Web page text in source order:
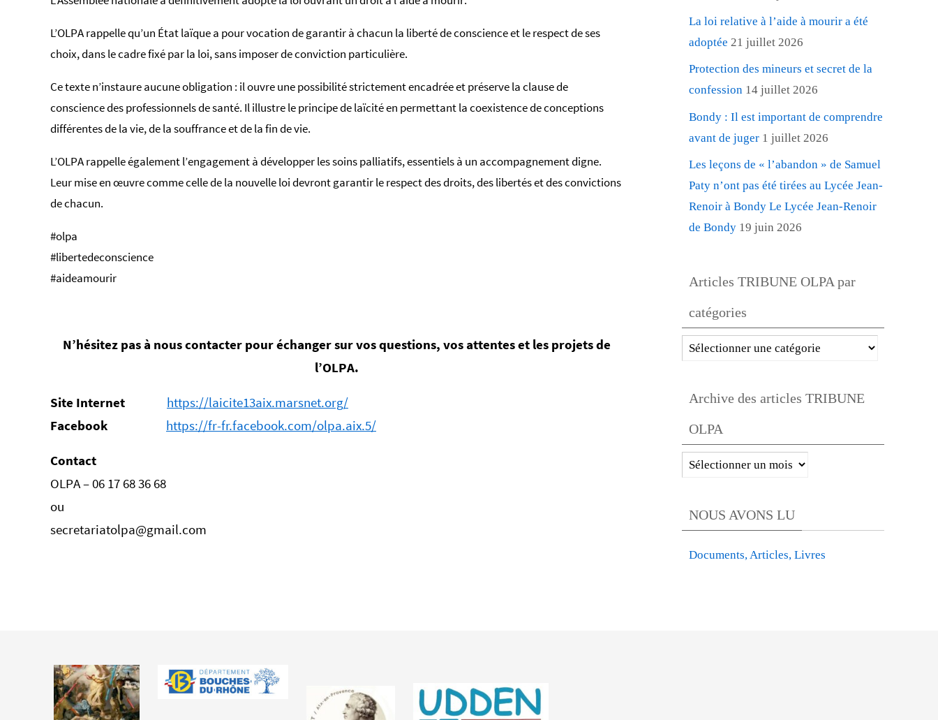
L’OLPA rappelle qu’un État laïque a pour vocation de garantir à chacun la liberté de conscience et le respect de ses
choix, dans le cadre fixé par la loi, sans imposer de conviction particulière.
Ce texte n’instaure aucune obligation : il ouvre une possibilité strictement encadrée et préserve la clause de
conscience des professionnels de santé. Il illustre le principe de laïcité en permettant la coexistence de conceptions
différentes de la vie, de la souffrance et de la fin de vie.
L’OLPA rappelle également l’engagement à développer les soins palliatifs, essentiels à un accompagnement digne.
Leur mise en œuvre comme celle de la nouvelle loi devront garantir le respect des droits, des libertés et des convictions
de chacun.
#olpa
#libertedeconscience
#aideamourir
N’hésitez pas à nous contacter pour échanger sur vos questions, vos attentes et les projets de
l’OLPA.
Site Internet
https://laicite13aix.marsnet.org/
Facebook
https://fr-fr.facebook.com/olpa.aix.5/
Contact
OLPA – 06 17 68 36 68
ou
secretariatolpa@gmail.com
La loi relative à l’aide à mourir a été
adoptée 21 juillet 2026
Protection des mineurs et secret de la
confession 14 juillet 2026
Bondy : Il est important de comprendre
avant de juger 1 juillet 2026
Les leçons de « l’abandon » de Samuel
Paty n’ont pas été tirées au Lycée Jean-
Renoir à Bondy Le Lycée Jean-Renoir
de Bondy 19 juin 2026
Articles TRIBUNE OLPA par
catégories
Articles
TRIBUNE
par
catégories
Archive des articles TRIBUNE
OLPA
Archive
des
TRIBUNE
NOUS AVONS LU
Documents, Articles, Livres